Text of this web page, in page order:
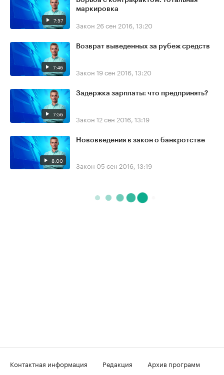
7:57
маркировка
Закон 26 сен 2016, 13:20
7:46
Возврат выведенных за рубеж средств
Закон 19 сен 2016, 13:20
7:56
Задержка зарплаты: что предпринять?
Закон 12 сен 2016, 13:19
8:00
Нововведения в закон о банкротстве
Закон 05 сен 2016, 13:19
Контактная информация Редакция
Архив программ